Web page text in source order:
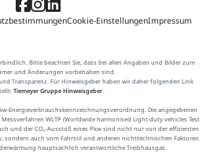
Cookie-EinstellungenImpressum
Bitte beachten Sie, dass bei allen Angaben und Bilder zum
und Änderungen vorbehalten sind.
Transparenz. Für Hinweisgeber haben wir daher folgenden Link
Tiemeyer Gruppe Hinweisgeber.
Energieverbrauchskennzeichnungsverordnung. Die angegebenen
WLTP (Worldwide harmonised Light-duty vehicles Test
und der CO₂-Ausstoß eines Pkw sind nicht nur von der effizienten
auch vom Fahrstil und anderen nichttechnischen Faktoren
hauptsächlich verantwortliche Treibhausgas.